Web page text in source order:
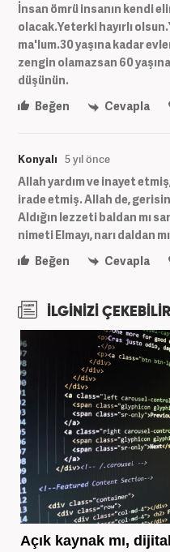
İnsan ömrü insanın kendi
olacak.Yeterki hayırlı
ma'lum.30 yaşına kadar
zengin olamazsan 60
düşünün.
Beğen
Cevapla
Konyalı 5 yıl önce
Allah yardım ve inayet
irade etmiş. Allah de,
Aldığın lezzeti baldan mı
nimeti Elmayı, narı daldan
Beğen
Cevapla
İLGİNİZİ ÇEKEBİLİR
Açık kaynak mı, dijital